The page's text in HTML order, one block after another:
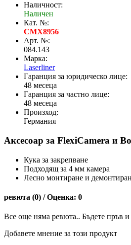
Наличност:
Наличен
Кат. №:
CMX8956
Арт. №:
084.143
Марка:
Laserliner
Гаранция за юридическо лице:
48 месеца
Гаранция за частно лице:
48 месеца
Произход:
Германия
Аксесоар за FlexiCamera и
Кука за закрепване
Подходящ за 4 мм камера
Лесно монтиране и
ревюта (0) / Оценка: 0
Все още няма ревюта.. Бъдете пръв и
Добавете мнение за този продукт